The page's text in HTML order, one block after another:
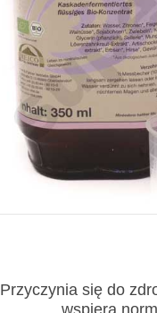
Przyczynia się do